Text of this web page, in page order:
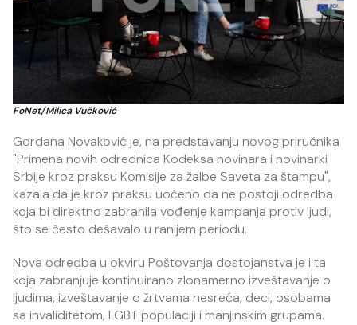
FoNet/Milica Vučković
Gordana Novaković je, na predstavanju novog priručnika
"Primena novih odrednica Kodeksa novinara i novinarki
Srbije kroz praksu Komisije za žalbe Saveta za štampu",
kazala da je kroz praksu uočeno da ne postoji odredba
koja bi direktno zabranila vođenje kampanja protiv ljudi,
što se često dešavalo u ranijem periodu.
Nova odredba u okviru Poštovanja dostojanstva je i ta
koja zabranjuje kontinuirano zlonamerno izveštavanje o
ljudima, izveštavanje o žrtvama nesreća, deci, osobama
sa invaliditetom, LGBT populaciji i manjinskim grupama.